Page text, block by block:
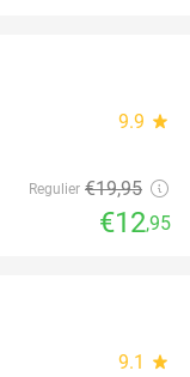
9.9 star
Regulier €19,95
€12,95
9.1 star